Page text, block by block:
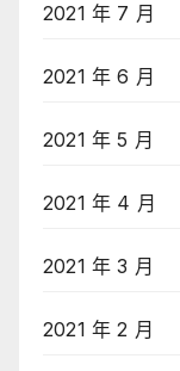
2021 年 7 月
2021 年 6 月
2021 年 5 月
2021 年 4 月
2021 年 3 月
2021 年 2 月